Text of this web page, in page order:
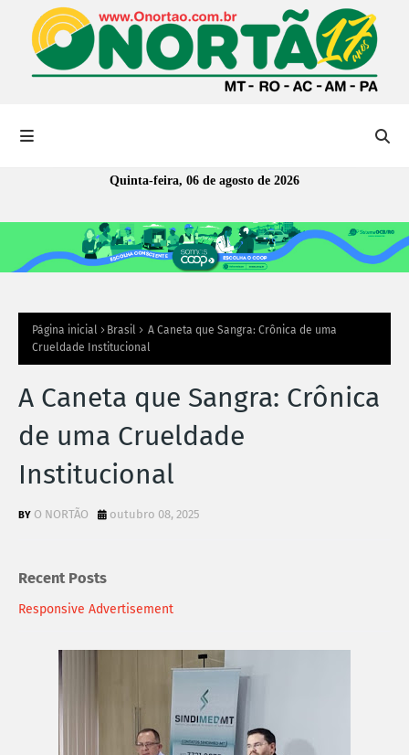
Quinta-feira, 06 de agosto de 2026
Página inicial Brasil
A Caneta que Sangra: Crônica de uma
Crueldade Institucional
A Caneta que Sangra: Crônica
de uma Crueldade
Institucional
O NORTÃO outubro 08, 2025
Recent Posts
Responsive Advertisement